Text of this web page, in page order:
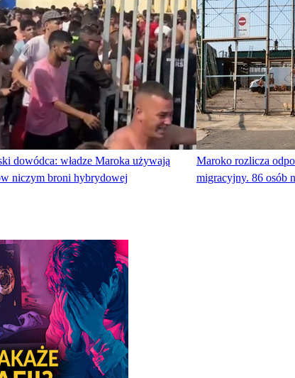
dowódca: władze Maroka używają
niczym broni hybrydowej
Maroko rozlicza
migracyjny. 86 osób